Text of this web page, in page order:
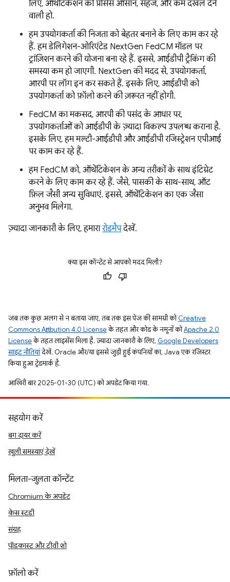
लिए, ऑथेंटिकेशन की प्रोसेस आसान, सहज, और कम दखल देने
वाली हो.
हम उपयोगकर्ता की निजता को बेहतर बनाने के लिए काम कर रहे
हैं. हम डेलिगेशन-ओरिएंटेड NextGen FedCM मॉडल पर
ट्रांज़िशन करने की योजना बना रहे हैं. इससे, आईडीपी ट्रैकिंग की
समस्या कम हो जाएगी. NextGen की मदद से, उपयोगकर्ता,
आरपी पर लॉग इन कर सकते हैं. इसके लिए, आईडीपी को
उपयोगकर्ता को फ़ॉलो करने की ज़रूरत नहीं होगी.
FedCM का मकसद, आरपी की पसंद के आधार पर,
उपयोगकर्ताओं को आईडीपी के ज़्यादा विकल्प उपलब्ध कराना है.
इसके लिए, हम मल्टी-आईडीपी और आईडीपी रजिस्ट्रेशन एपीआई
पर काम कर रहे हैं.
हम FedCM को, ऑथेंटिकेशन के अन्य तरीकों के साथ इंटिग्रेट
करने के लिए काम कर रहे हैं. जैसे, पासकी के साथ-साथ, ऑट
फ़िल जैसी अन्य सुविधाएं. इससे, ऑथेंटिकेशन का एक जैसा
अनुभव मिलेगा.
ज़्यादा जानकारी के लिए, हमारारोडमैपदेखें.
क्या इस कॉन्टेंट से आपको मदद मिली?
जब तक कुछ अलग से न बताया जाए, तब तक इस पेज की सामग्री कोCreative
Commons Attribution 4.0 Licenseके तहत और कोड के नमूनों कोApache 2.0
Licenseके तहत लाइसेंस मिला है. ज़्यादा जानकारी के लिए, Google Developers
साइट नीतियांदेखें. Oracle और/या इससे जुड़ी हुई कंपनियों का, Java एक रजिस्टर
किया हुआ ट्रेडमार्क है.
आखिरी बार 2025-01-30 (UTC) को अपडेट किया गया.
सहयोग करें
बग दायर करें
खुली समस्याएं देखें
मिलता-जुलता कॉन्टेंट
Chromium के अपडेट
केस स्टडी
संग्रह
पॉडकास्ट और टीवी शो
फ़ॉलो करें